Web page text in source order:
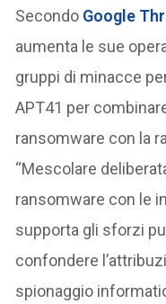
Secondo Google
aumenta le sue
gruppi di minacce
APT41 per
ransomware con la
“Mescolare
ransomware con le
supporta gli sforzi
confondere
spionaggio